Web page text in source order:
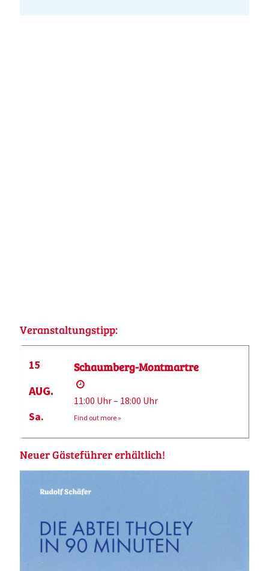
Veranstaltungstipp:
15
AUG.
Sa.
Schaumberg-Montmartre
11:00 Uhr – 18:00 Uhr
Find out more »
Neuer Gästeführer erhältlich!